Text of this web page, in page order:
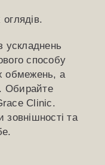
ускладнень
способу
обмежень, а
Обирайте
Clinic.
та